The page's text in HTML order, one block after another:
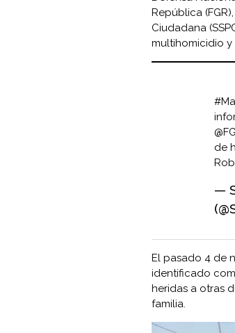
República
Ciudadana
multihomicidio y
de
—
El pasado 4 de
identificado
heridas a otras
familia.